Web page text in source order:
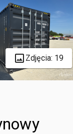
Zdjęcia: 19